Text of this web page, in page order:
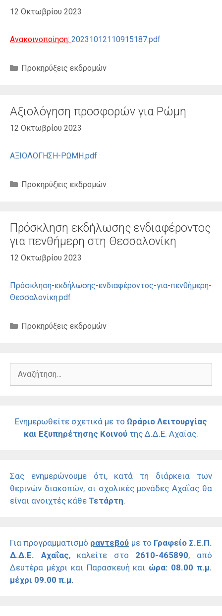
12 Οκτωβρίου 2023
Ανακοινοποίηση: 20231012110915187.pdf
Κατηγορίες
Προκηρύξεις εκδρομών
Αξιολόγηση προσφορών για Ρώμη
12 Οκτωβρίου 2023
ΑΞΙΟΛΟΓΗΣΗ-ΡΩΜΗ.pdf
Κατηγορίες
Προκηρύξεις εκδρομών
Πρόσκληση εκδήλωσης ενδιαφέροντος
για πενθήμερη στη Θεσσαλονίκη
12 Οκτωβρίου 2023
Πρόσκληση-εκδήλωσης-ενδιαφέροντος-για-πενθήμερη-
Θεσσαλονίκη.pdf
Κατηγορίες
Προκηρύξεις εκδρομών
Αναζήτηση
Ενημερωθείτε σχετικά με το Ωράριο Λειτουργίας
και Εξυπηρέτησης Κοινού της Δ.Δ.Ε. Αχαΐας.
Σας ενημερώνουμε ότι, κατά τη διάρκεια των
θερινών διακοπών, οι σχολικές μονάδες Αχαΐας θα
είναι ανοιχτές κάθε Τετάρτη.
Για προγραμματισμό ραντεβού με το Γραφείο Σ.Ε.Π.
Δ.Δ.Ε. Αχαΐας, καλείτε στο 2610-465890, από
Δευτέρα μέχρι και Παρασκευή και ώρα: 08.00 π.μ.
μέχρι 09.00 π.μ.